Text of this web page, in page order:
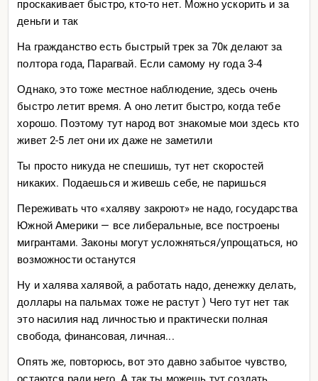
Южная Америка в этом плане очень большая и ты
можешь выбрать климат с березками, тропики, юг,
север и т.д.
Так именно топ-топ я не могу сказать потому что это
гигантский континент и у всех свои пожелания от жизни.
Что могу посоветовать — приехать по русскому
безвизу, поездить и самому посмотреть
проскакивает быстро, кто-то нет. Можно ускорить и за
деньги и так
На гражданство есть быстрый трек за 70к делают за
полтора года, Парагвай. Если самому ну года 3-4
Однако, это тоже местное наблюдение, здесь очень
быстро летит время. А оно летит быстро, когда тебе
хорошо. Поэтому тут народ вот знакомые мои здесь кто
живет 2-5 лет они их даже не заметили
Ты просто никуда не спешишь, тут нет скоростей
никаких. Подаешься и живешь себе, не паришься
Переживать что «халяву закроют» не надо, государства
Южной Америки — все либеральные, все построены
мигрантами. Законы могут усложняться/упрощаться, но
возможности останутся
Ну и халява халявой, а работать надо, денежку делать,
доллары на пальмах тоже не растут ) Чего тут нет так
это насилия над личностью и практически полная
свобода, финансовая, личная...
Опять же, повторюсь, вот это давно забытое чувство,